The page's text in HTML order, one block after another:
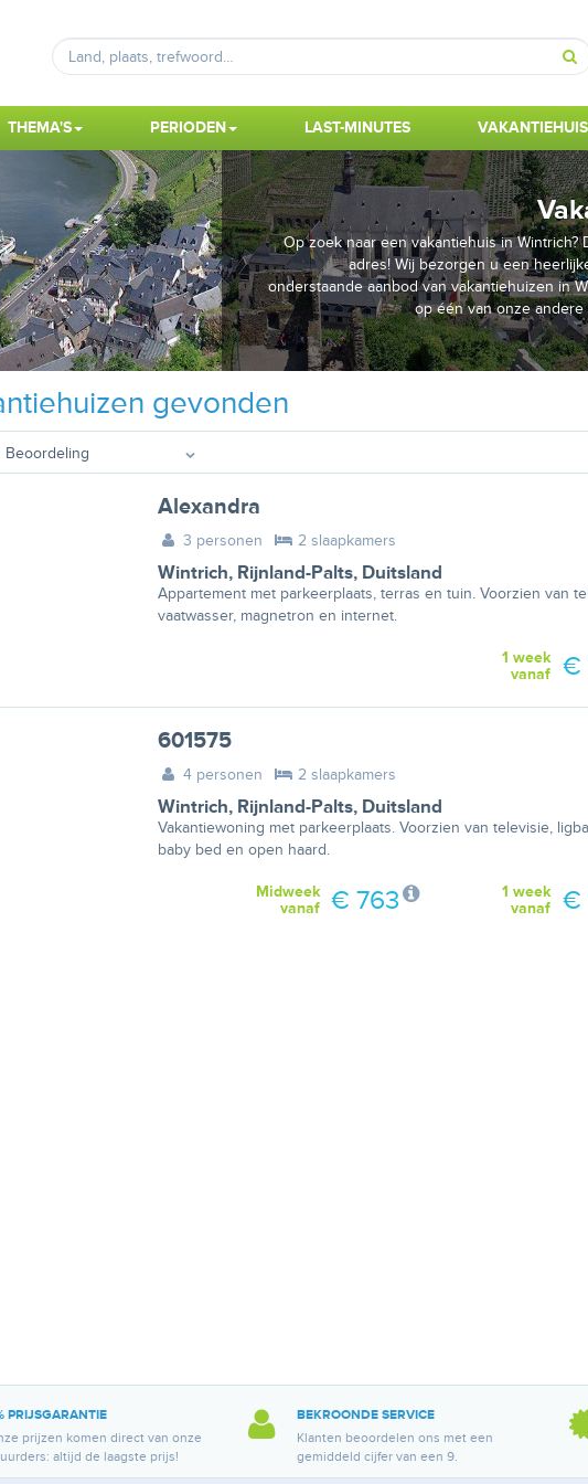
THEMA'S PERIODEN LAST-MINUTES
Op zoek naar een vakantiehuis in
adres! Wij bezorgen u een
onderstaande aanbod van vakantiehuizen in
op één van onze andere
gevonden
Alexandra
3 personen 2 slaapkamers
Wintrich, Rijnland-Palts, Duitsland
Appartement met parkeerplaats, terras en tuin. Voorzien van
vaatwasser, magnetron en internet.
1 week
vanaf
€
601575
4 personen 2 slaapkamers
Wintrich, Rijnland-Palts, Duitsland
Vakantiewoning met parkeerplaats. Voorzien van televisie,
baby bed en open haard.
1 week
vanaf
€
Midweek
vanaf
€ 763
PRIJSGARANTIE
prijzen komen direct van onze
altijd de laagste prijs!
BEKROONDE SERVICE
Klanten beoordelen ons met een
gemiddeld cijfer van een 9.